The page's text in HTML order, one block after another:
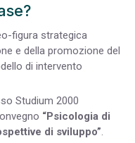
figura strategica
e della promozione del
di intervento
Studium 2000
“Psicologia di
di sviluppo”.